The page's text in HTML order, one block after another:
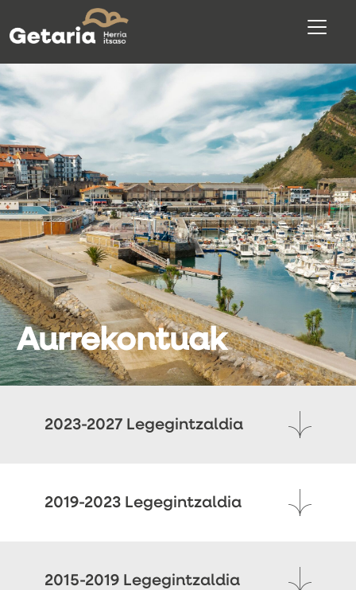
Aurrekontuak
2023-2027 Legegintzaldia
2019-2023 Legegintzaldia
2015-2019 Legegintzaldia